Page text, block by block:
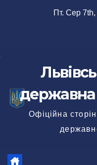
Пт. Сер
державна
Офіційна